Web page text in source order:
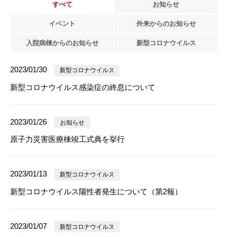
すべて お知らせ
イベント 外来からのお知らせ
入院病棟からのお知らせ 新型 コロナウイルス
2023/01/30 新型コロナウイルス
新型コロナウイルス感染症の終息について
2023/01/26 お知らせ
原子力災害医療棟竣工式典を挙行
2023/01/13 新型コロナウイルス
新型コロナウイルス陽性者発生について（第2報）
2023/01/07 新型コロナウイルス